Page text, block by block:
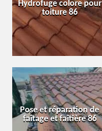
Hydrofuge colore pour
toiture 86
Pose et réparation de
faîtage et faîtière 86